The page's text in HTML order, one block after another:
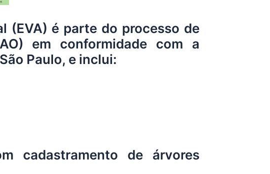
(EVA) é parte do processo de
em conformidade com a
Paulo, e inclui:
cadastramento de árvores